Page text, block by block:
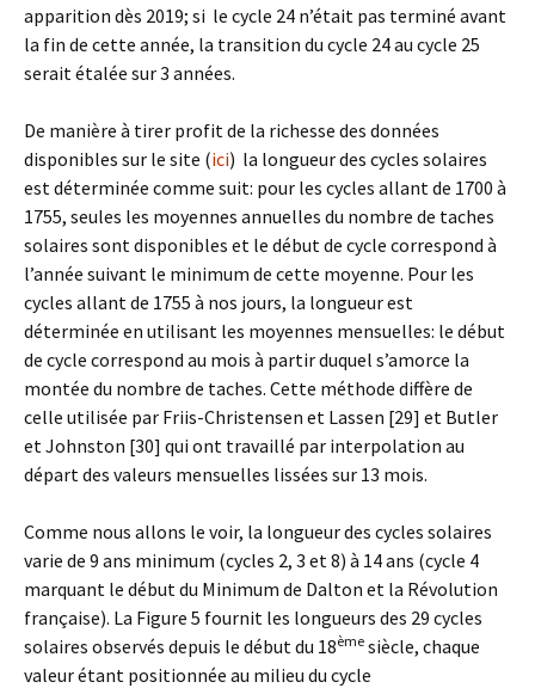
apparition dès 2019; si le cycle 24 n’était pas terminé avant
la fin de cette année, la transition du cycle 24 au cycle 25
serait étalée sur 3 années.
De manière à tirer profit de la richesse des données
disponibles sur le site (ici) la longueur des cycles solaires
est déterminée comme suit: pour les cycles allant de 1700 à
1755, seules les moyennes annuelles du nombre de taches
solaires sont disponibles et le début de cycle correspond à
l’année suivant le minimum de cette moyenne. Pour les
cycles allant de 1755 à nos jours, la longueur est
déterminée en utilisant les moyennes mensuelles: le début
de cycle correspond au mois à partir duquel s’amorce la
montée du nombre de taches. Cette méthode diffère de
celle utilisée par Friis-Christensen et Lassen [29] et Butler
et Johnston [30] qui ont travaillé par interpolation au
départ des valeurs mensuelles lissées sur 13 mois.
Comme nous allons le voir, la longueur des cycles solaires
varie de 9 ans minimum (cycles 2, 3 et 8) à 14 ans (cycle 4
marquant le début du Minimum de Dalton et la Révolution
française). La Figure 5 fournit les longueurs des 29 cycles
solaires observés depuis le début du 18ème siècle, chaque
valeur étant positionnée au milieu du cycle